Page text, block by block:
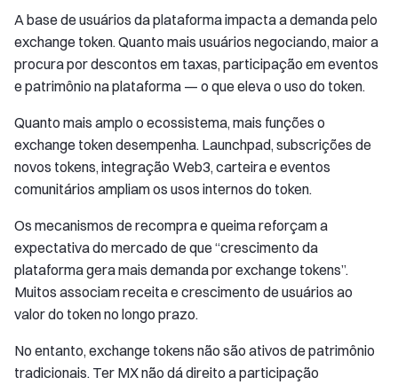
A base de usuários da plataforma impacta a demanda pelo
exchange token. Quanto mais usuários negociando, maior a
procura por descontos em taxas, participação em eventos
e patrimônio na plataforma — o que eleva o uso do token.
Quanto mais amplo o ecossistema, mais funções o
exchange token desempenha. Launchpad, subscrições de
novos tokens, integração Web3, carteira e eventos
comunitários ampliam os usos internos do token.
Os mecanismos de recompra e queima reforçam a
expectativa do mercado de que “crescimento da
plataforma gera mais demanda por exchange tokens”.
Muitos associam receita e crescimento de usuários ao
valor do token no longo prazo.
No entanto, exchange tokens não são ativos de patrimônio
tradicionais. Ter MX não dá direito a participação